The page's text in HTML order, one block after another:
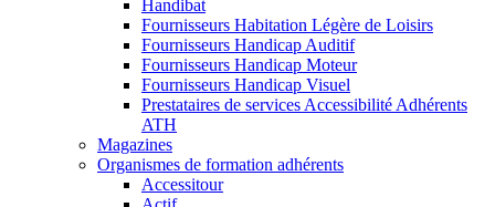
Handibat
Fournisseurs Habitation Légère de Loisirs
Fournisseurs Handicap Auditif
Fournisseurs Handicap Moteur
Fournisseurs Handicap Visuel
Prestataires de services Accessibilité Adhérents
ATH
Magazines
Organismes de formation adhérents
Accessitour